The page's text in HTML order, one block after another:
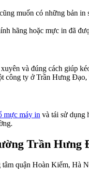
muốn có những bản
hãng hoặc mực in đã
và đúng cách giúp
công ty ở Trần Hưng
mực máy in và tái sử dụng
Trần Hưng
quận Hoàn Kiếm, Hà